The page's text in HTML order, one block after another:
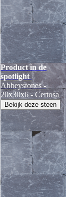
Product in de
spotlight
Abbeystones -
20x30x6 - Certosa
Bekijk deze steen